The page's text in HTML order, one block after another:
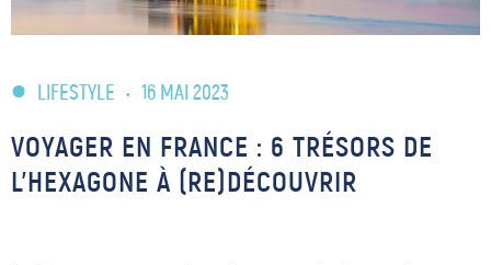
LIFESTYLE • 16 MAI 2023
VOYAGER EN FRANCE : 6 TRÉSORS DE
L’HEXAGONE À (RE)DÉCOUVRIR